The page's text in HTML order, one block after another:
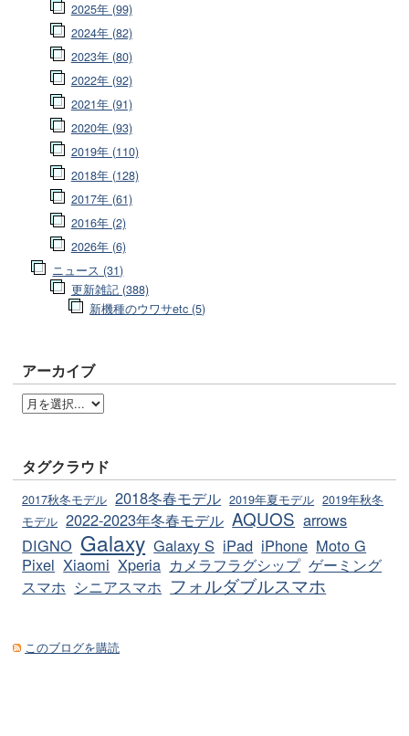
2025年 (99)
2024年 (82)
2023年 (80)
2022年 (92)
2021年 (91)
2020年 (93)
2019年 (110)
2018年 (128)
2017年 (61)
2016年 (2)
2026年 (6)
ニュース (31)
更新雑記 (388)
新機種のウワサetc (5)
アーカイブ
タグクラウド
2017秋冬モデル 2018冬春モデル 2019年夏モデル 2019年秋冬
モデル 2022-2023年冬春モデル AQUOS arrows
DIGNO Galaxy Galaxy S iPad iPhone Moto G
Pixel Xiaomi Xperia カメラフラグシップ ゲーミング
スマホ シニアスマホ フォルダブルスマホ
このブログを購読